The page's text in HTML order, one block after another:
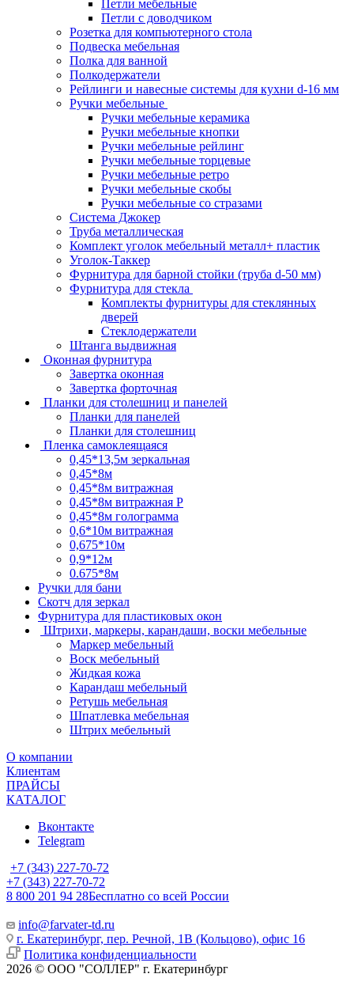
Петли мебельные
Петли с доводчиком
Розетка для компьютерного стола
Подвеска мебельная
Полка для ванной
Полкодержатели
Рейлинги и навесные системы для кухни d-16 мм
Ручки мебельные
Ручки мебельные керамика
Ручки мебельные кнопки
Ручки мебельные рейлинг
Ручки мебельные торцевые
Ручки мебельные ретро
Ручки мебельные скобы
Ручки мебельные со стразами
Система Джокер
Труба металлическая
Комплект уголок мебельный металл+ пластик
Уголок-Таккер
Фурнитура для барной стойки (труба d-50 мм)
Фурнитура для стекла
Комплекты фурнитуры для стеклянных
дверей
Стеклодержатели
Штанга выдвижная
Оконная фурнитура
Завертка оконная
Завертка форточная
Планки для столешниц и панелей
Планки для панелей
Планки для столешниц
Пленка самоклеящаяся
0,45*13,5м зеркальная
0,45*8м
0,45*8м витражная
0,45*8м витражная Р
0,45*8м голограмма
0,6*10м витражная
0,675*10м
0,9*12м
0.675*8м
Ручки для бани
Скотч для зеркал
Фурнитура для пластиковых окон
Штрихи, маркеры, карандаши, воски мебельные
Маркер мебельный
Воск мебельный
Жидкая кожа
Карандаш мебельный
Ретушь мебельная
Шпатлевка мебельная
Штрих мебельный
О компании
Клиентам
ПРАЙСЫ
КАТАЛОГ
Вконтакте
Telegram
+7 (343) 227-70-72
+7 (343) 227-70-72
8 800 201 94 28Бесплатно со всей России
info@farvater-td.ru
г. Екатеринбург, пер. Речной, 1В (Кольцово), офис 16
Политика конфиденциальности
2026 © ООО "СОЛЛЕР" г. Екатеринбург